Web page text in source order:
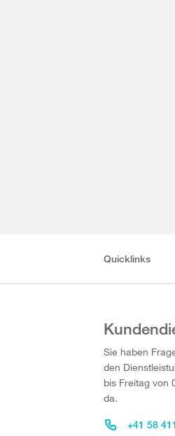
Quicklinks
Sie haben
den
bis Freitag von
da.
+41 58